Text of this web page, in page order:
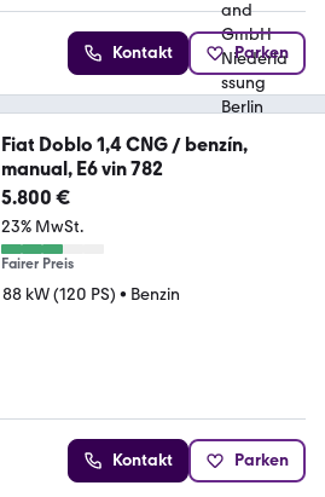
Kontakt Parken
Fiat Doblo 1,4 CNG / benzín,
manual, E6 vin 782
5.800 €
23% MwSt.
Fairer Preis
88 kW (120 PS) • Benzin
Kontakt Parken